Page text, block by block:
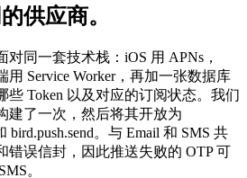
供应商。
同一套技术栈：iOS 用 APNs，
用 Service Worker，再加一张数据库
些 Token 以及对应的订阅状态。我们
建了一次，然后将其开放为
bird.push.send。与 Email 和 SMS 共
错误信封，因此推送失败的 OTP 可
。